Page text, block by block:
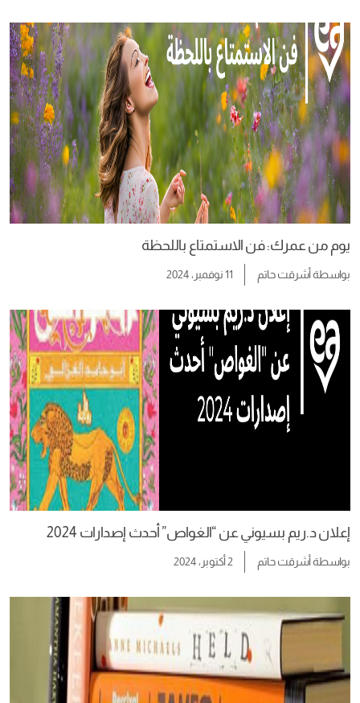
يوم من عمرك: فن الاستمتاع باللحظة
بواسطةأشرقت حاتم 11 نوفمبر، 2024
إعلان د.ريم بسيوني عن “الغواص” أحدث إصدارات 2024
بواسطةأشرقت حاتم 2 أكتوبر، 2024